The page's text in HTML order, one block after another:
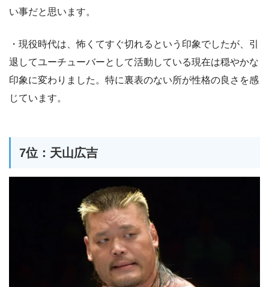
い事だと思います。
・現役時代は、怖くてすぐ切れるという印象でしたが、引
退してユーチューバーとして活動している現在は穏やかな
印象に変わりました。特に裏表のない所が性格の良さを感
じています。
7位：天山広吉